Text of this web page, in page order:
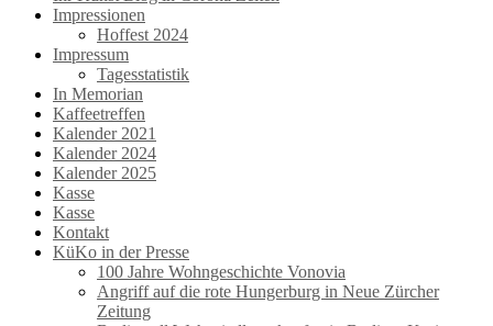
Impressionen
Hoffest 2024
Impressum
Tagesstatistik
In Memorian
Kaffeetreffen
Kalender 2021
Kalender 2024
Kalender 2025
Kasse
Kasse
Kontakt
KüKo in der Presse
100 Jahre Wohngeschichte Vonovia
Angriff auf die rote Hungerburg in Neue Zürcher
Zeitung